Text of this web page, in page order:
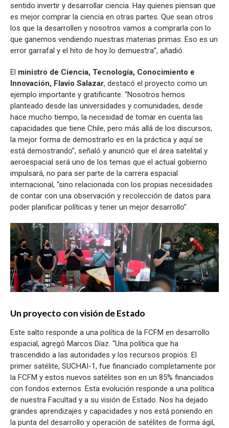
sentido invertir y desarrollar ciencia. Hay quienes piensan que
es mejor comprar la ciencia en otras partes. Que sean otros
los que la desarrollen y nosotros vamos a comprarla con lo
que ganemos vendiendo nuestras materias primas. Eso es un
error garrafal y el hito de hoy lo demuestra”, añadió.
El ministro de Ciencia, Tecnología, Conocimiento e
Innovación, Flavio Salazar, destacó el proyecto como un
ejemplo importante y gratificante. “Nosotros hemos
planteado desde las universidades y comunidades, desde
hace mucho tiempo, la necesidad de tomar en cuenta las
capacidades que tiene Chile, pero más allá de los discursos,
la mejor forma de demostrarlo es en la práctica y aquí se
está demostrando”, señaló y anunció que el área satelital y
aeroespacial será uno de los temas que el actual gobierno
impulsará, no para ser parte de la carrera espacial
internacional, “sino relacionada con los propias necesidades
de contar con una observación y recolección de datos para
poder planificar políticas y tener un mejor desarrollo”.
Un proyecto con visión de Estado
Este salto responde a una política de la FCFM en desarrollo
espacial, agregó Marcos Díaz. “Una política que ha
trascendido a las autoridades y los recursos propios. El
primer satélite, SUCHAI-1, fue financiado completamente por
la FCFM y estos nuevos satélites son en un 85% financiados
con fondos externos. Esta evolución responde a una política
de nuestra Facultad y a su visión de Estado. Nos ha dejado
grandes aprendizajes y capacidades y nos está poniendo en
la punta del desarrollo y operación de satélites de forma ágil,